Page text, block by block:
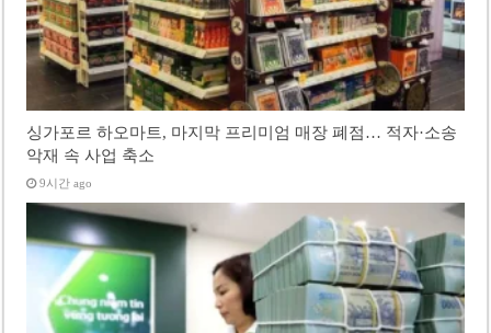
싱가포르 하오마트, 마지막 프리미엄 매장 폐점… 적자·소송
악재 속 사업 축소
9시간 ago